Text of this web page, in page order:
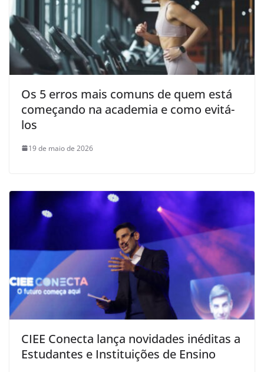
Os 5 erros mais comuns de quem está
começando na academia e como evitá-
los
19 de maio de 2026
CIEE Conecta lança novidades inéditas a
Estudantes e Instituições de Ensino